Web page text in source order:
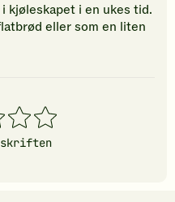
kjøleskapet i en ukes tid.
eller som en liten
4
stjerner
5
stjerner